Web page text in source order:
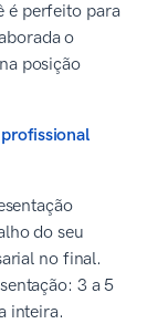
é perfeito para
o
posição
do seu
no final.
3 a 5
inteira.